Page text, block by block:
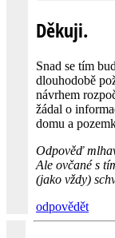
Děkuji.
Snad se tím
dlouhodobě
návrhem
žádal o
domu a
Odpověď
Ale ovčané s
(jako vždy)
odpovědět